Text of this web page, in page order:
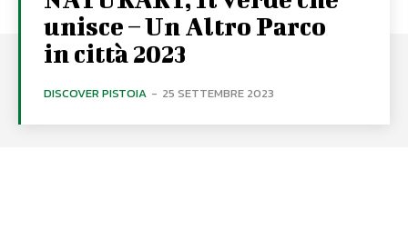
unisce – Un Altro Parco
in città 2023
DISCOVER PISTOIA - 25 SETTEMBRE 2023